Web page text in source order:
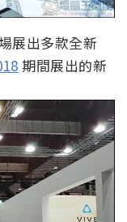
展出多款全新
期間展出的新